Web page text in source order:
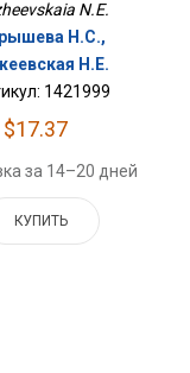
N.E.
Н.С.,
Н.Е.
1421999
$17.37
за 14–20 дней
КУПИТЬ